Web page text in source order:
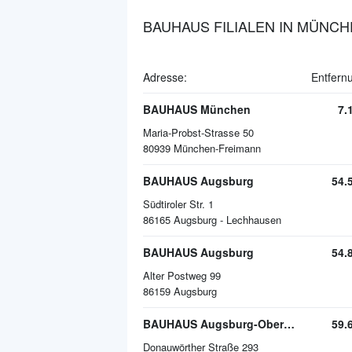
BAUHAUS FILIALEN IN
Adresse:
BAUHAUS München
Maria-Probst-Strasse 50
80939 München-Freimann
BAUHAUS Augsburg
Südtiroler Str. 1
86165 Augsburg - Lechhausen
BAUHAUS Augsburg
Alter Postweg 99
86159 Augsburg
BAUHAUS Augsburg-Oberhausen
Donauwörther Straße 293